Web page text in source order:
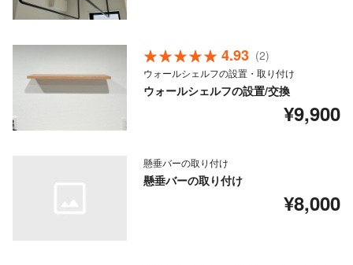
4.93 (2)
ウォールシェルフの設置・取り付け
ウォールシェルフの設置/交換
¥9,900
懸垂バーの取り付け
懸垂バーの取り付け
¥8,000